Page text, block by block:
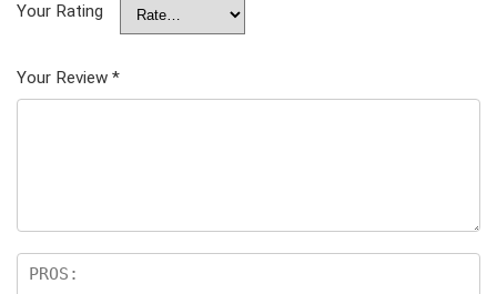
Your Rating
Your Review *